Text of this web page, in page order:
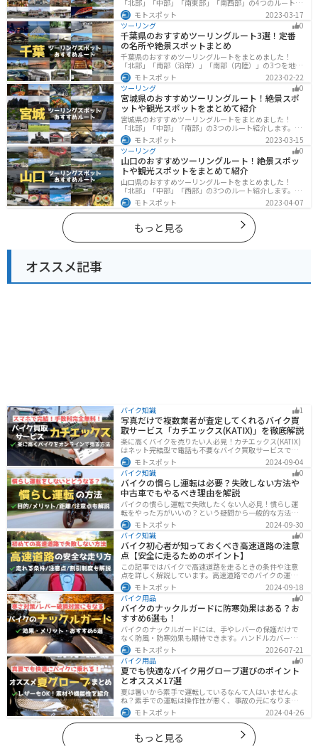
「北部」「中部」「南東部」「南西部」の4つのルート紹
介します。自然豊かな山を堪能できる北部と中部、街中
で海辺の南部と違った楽しみ方ができます。バイクで兵
庫県にツーリングに行く際は参考にしてください。
モトスポット
2023-03-17
ツーリング
0
千葉県のおすすめツーリングルート3選！定番
の名所や絶景スポットまとめ
千葉県のおすすめツーリングルートをまとめました！
「北部」「南部（沿岸）」「南部（内陸）」の3つを地域
別で紹介します！千葉は首都圏からのアクセスも良く、
海と山どちらも堪能できるのでツーリングには最適な場
所です。
モトスポット
2023-02-22
ツーリング
0
宮城県のおすすめツーリングルート！絶景スポ
ットや観光スポットをまとめて紹介
宮城県のおすすめツーリングルートをまとめました！
「北部」「中部」「南部」の3つのルート紹介します。キ
ツネ村や広大な山や滝、湖などを歴史や自然を満喫する
ツーリングができます。バイクで宮城県にツーリングに
行く際は参考にしてください。
モトスポット
2023-03-15
ツーリング
0
山口のおすすめツーリングルート！絶景スポッ
トや観光スポットをまとめて紹介
山口県のおすすめツーリングルートをまとめました！
「北部」「中部」「西部」の3つのルート紹介します。美
しい海岸線や山々を楽しむことができます。バイクで山
口県にツーリングに行く際は参考にしてください。
モトスポット 2023-04-07
もっと見る
オススメ記事
バイク知識 1
写真だけで複数業者が査定してくれるバイク買
取サービス「カチエックス(KATIX)」を徹底解説
楽に高くバイクを売りたい人必見！カチエックス(KATIX)
はネット完結型で電話も不要なバイク買取サービスで
す。バイク情報と写真を登録するだけで、複数のバイク
業者がオークション形式で価格を競い合ってくれるの
で、何もせず最高値でバイクを売ることができます。
モトスポット
2024-09-04
バイク知識
0
バイクの慣らし運転は必要？失敗しない方法や
中古車でもやるべき理由を解説
バイクの慣らし運転で失敗したくない人必見！慣らし運
転をやった方がいいの？という疑問から一般的な方法、
メーカ推奨の方法まで具体的に解説します。注意点や中
古車でもやった方がいいのか慣らし運転後にやるべきこ
ともまとめたので、これからバイクを買おうとしている
人は参考にしてください。
モトスポット
2024-09-30
バイク知識
0
バイク初心者が知っておくべき高速道路の注意
点【安全に走るためのポイント】
この記事ではバイクで高速道路を走るときの条件や注意
点を詳しく解説しています。高速道路でのバイクの運転
に不安を感じていませんか？実は安全に運転するには、
走行条件や注意点を正しく理解することが大切です。高
速道路でも安全にバイクの運転を楽しむ方法を紹介しま
す！
モトスポット
2024-09-18
バイク用品
0
バイクのナックルガードに防寒効果はある？お
すすめ6選も！
バイクのナックルガードには、手やレバーの保護だけで
なく防風・防寒効果も期待できます。ハンドルカバーと
の違いやメリット・デメリット、選び方を解説し、冬の
ツーリングにおすすめの大型ナックルガード6選を価格や
特徴とともに紹介します。
モトスポット
2026-07-21
バイク用品
0
夏でも快適なバイク用グローブ選びのポイント
とオススメ17選
夏は暑いから素手で運転しているなんて人はいませんよ
ね？素手での運転は操作性が悪く、事故の元になりま
す。直射日光が当たり日焼けで余計に暑くなります。夏に
は夏用グローブを使うことで、素手より涼しく快適にバ
イクに乗ることができるので是非使いましょう。
モトスポット 2024-04-26
もっと見る